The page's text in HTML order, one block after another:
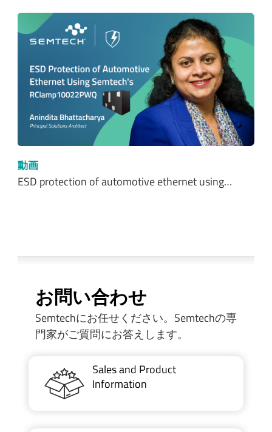
動画
ESD protection of automotive ethernet using…
お問い合わせ
Semtechにお任せください。Semtechの専
門家がご質問にお答えします。
Sales and Product
Information